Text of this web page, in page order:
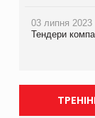
03 липня 2023
Тендери